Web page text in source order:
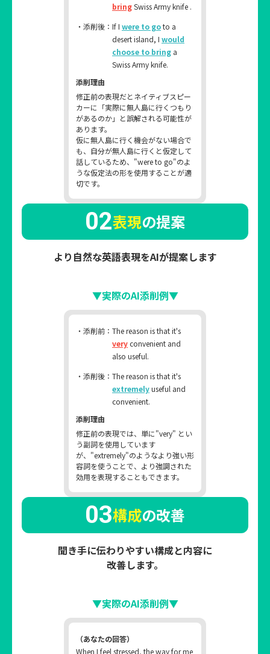
bringSwiss Army knife .
・添削後： If I were to goto a
desert island, I would
choose to bring a
Swiss Army knife.
添削理由
修正前の表現だとネイティブスピー
カーに「実際に無人島に行くつもり
があるのか」と誤解される可能性が
あります。
仮に無人島に行く機会がない場合で
も、自分が無人島に行くと仮定して
話しているため、"were to go"のよ
うな仮定法の形を使用することが適
切です。
02表現の提案
より自然な英語表現をAIが提案します
▼実際のAI添削例▼
・添削前： The reason is that it's
veryconvenient and
also useful.
・添削後： The reason is that it's
extremelyuseful and
convenient.
添削理由
修正前の表現では、単に"very" とい
う副詞を使用しています
が、"extremely"のようなより強い形
容詞を使うことで、より強調された
効用を表現することもできます。
03構成の改善
聞き手に伝わりやすい構成と内容に
改善します。
▼実際のAI添削例▼
（あなたの回答）
When I feel stressed, the way for me